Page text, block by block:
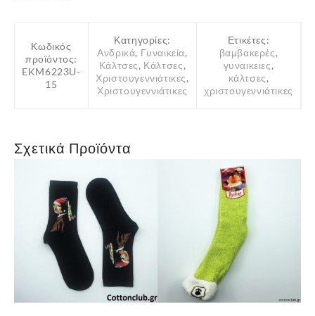
Κωδικός
προϊόντος:
EKM6223U-
15
Κατηγορίες:
Ανδρικά, Γυναικεία,
Κάλτσες, Κάλτσες,
Χριστουγεννιάτικες,
Χριστουγεννιάτικες
Ετικέτες:
βαμβακερές,
γυναικειες,
κάλτσες,
χριστουγεννιάτικες
Σχετικά Προϊόντα